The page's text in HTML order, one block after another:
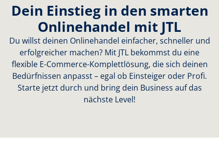
Dein Einstieg in den smarten
Onlinehandel mit JTL
Du willst deinen Onlinehandel einfacher, schneller und
erfolgreicher machen? Mit JTL bekommst du eine
flexible E-Commerce-Komplettlösung, die sich deinen
Bedürfnissen anpasst – egal ob Einsteiger oder Profi.
Starte jetzt durch und bring dein Business auf das
nächste Level!